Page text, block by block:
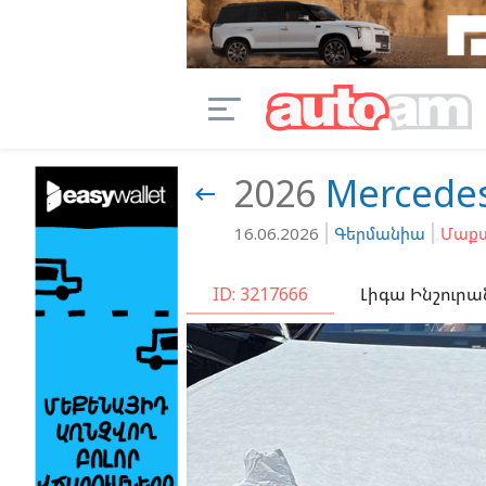
 2026
16.06.2026 Գերմանիա
ID: 3217666 Լիգա